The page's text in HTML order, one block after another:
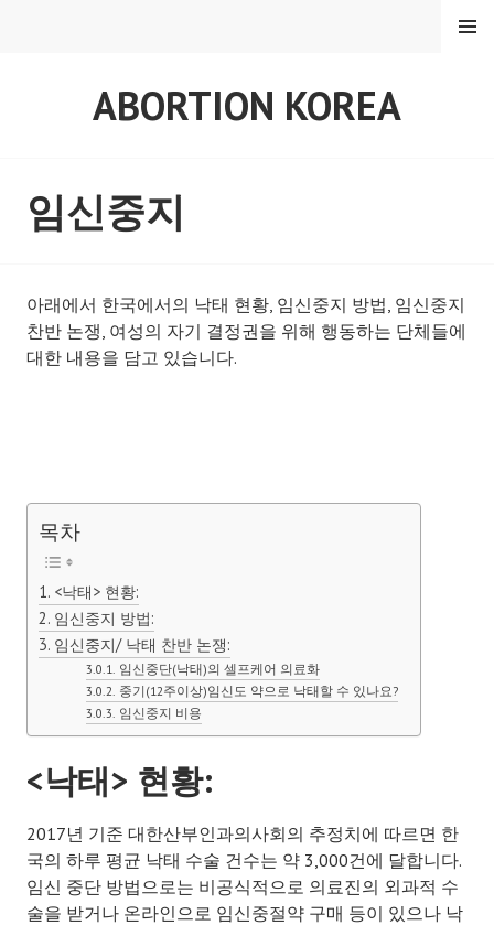
ABORTION KOREA
MENU
임신중지
아래에서 한국에서의 낙태 현황, 임신중지 방법, 임신중지
찬반 논쟁, 여성의 자기 결정권을 위해 행동하는 단체들에
대한 내용을 담고 있습니다.
목차
<낙태> 현황:
임신중지 방법:
임신중지/ 낙태 찬반 논쟁:
임신중단(낙태)의 셀프케어 의료화
중기(12주이상)임신도 약으로 낙태할 수 있나요?
임신중지 비용
<낙태> 현황:
2017년 기준 대한산부인과의사회의 추정치에 따르면 한
국의 하루 평균 낙태 수술 건수는 약 3,000건에 달합니다.
임신 중단 방법으로는 비공식적으로 의료진의 외과적 수
술을 받거나 온라인으로 임신중절약 구매 등이 있으나 낙